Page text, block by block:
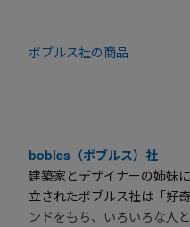
ボブルス社の商品
bobles（ボブルス）社
建築家とデザイナーの姉妹
立されたボブルス社は「好
ンドをもち、いろいろな人